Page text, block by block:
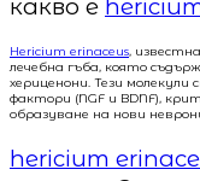
какво е
Hericium erinaceus,
лечебна гъба, която
хериценони. Тези
фактори (NGF и BDNF),
образуване на нови
hericium